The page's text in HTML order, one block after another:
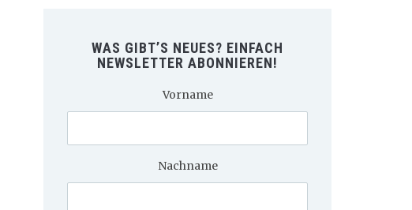
WAS GIBT’S NEUES? EINFACH
NEWSLETTER ABONNIEREN!
Vorname
Nachname